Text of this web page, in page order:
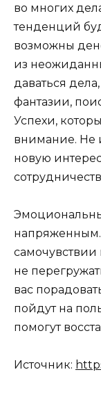
во многих
тенденций
возможны
из
даваться
фантазии,
Успехи,
внимание. Не
новую
напряженным.
не
вас
пойдут на
помогут
Источник: